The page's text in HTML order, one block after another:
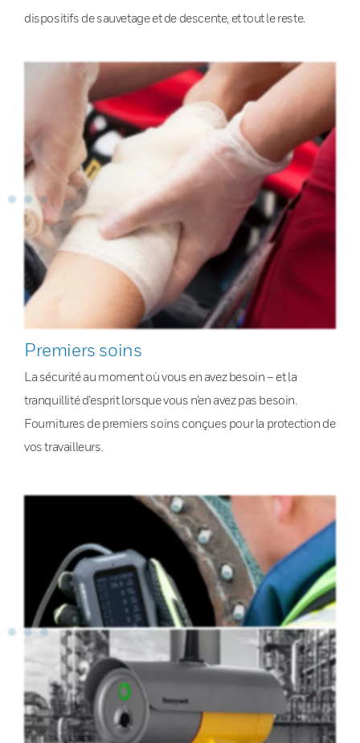
dispositifs de sauvetage et de descente, et tout le reste.
Premiers soins
La sécurité au moment où vous en avez besoin – et la
tranquillité d’esprit lorsque vous n’en avez pas besoin.
Fournitures de premiers soins conçues pour la protection de
vos travailleurs.